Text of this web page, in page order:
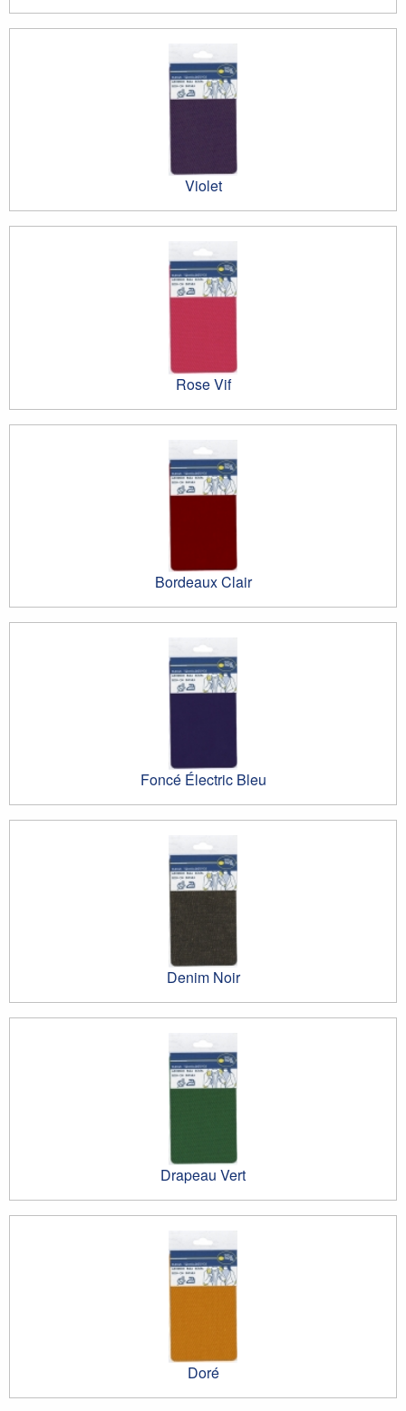
Violet
Rose Vif
Bordeaux Clair
Foncé Électric Bleu
Denim Noir
Drapeau Vert
Doré